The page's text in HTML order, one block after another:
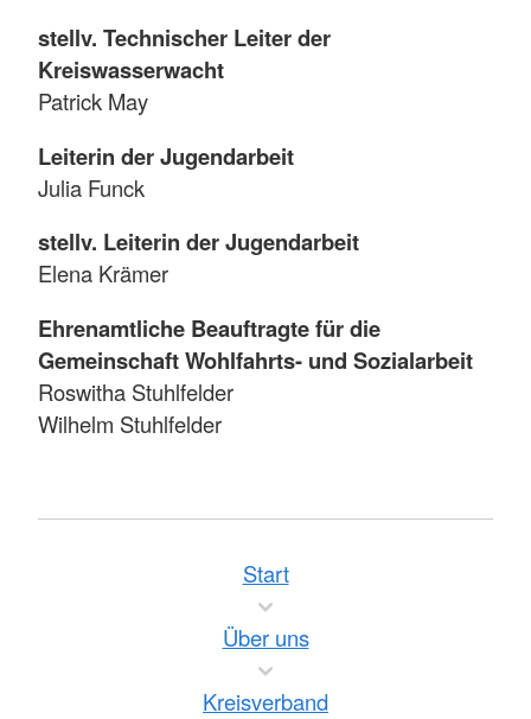
stellv. Technischer Leiter der
Kreiswasserwacht
Patrick May
Leiterin der Jugendarbeit
Julia Funck
stellv. Leiterin der Jugendarbeit
Elena Krämer
Ehrenamtliche Beauftragte für die
Gemeinschaft Wohlfahrts- und Sozialarbeit
Roswitha Stuhlfelder
Wilhelm Stuhlfelder
Start
Über uns
Kreisverband